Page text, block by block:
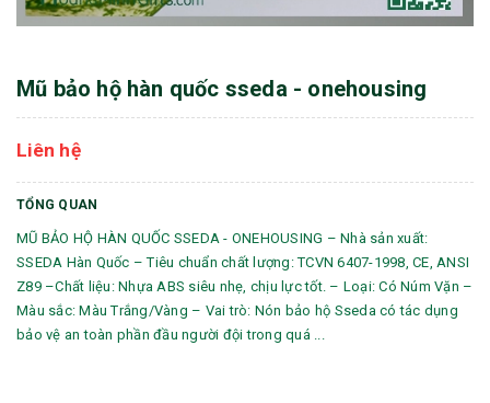
Mũ bảo hộ hàn quốc sseda - onehousing
Liên hệ
TỔNG QUAN
MŨ BẢO HỘ HÀN QUỐC SSEDA - ONEHOUSING – Nhà sản xuất:
SSEDA Hàn Quốc – Tiêu chuẩn chất lượng: TCVN 6407-1998, CE, ANSI
Z89 –Chất liệu: Nhựa ABS siêu nhẹ, chịu lực tốt. – Loại: Có Núm Vặn –
Màu sắc: Màu Trắng/Vàng – Vai trò: Nón bảo hộ Sseda có tác dụng
bảo vệ an toàn phần đầu người đội trong quá ...